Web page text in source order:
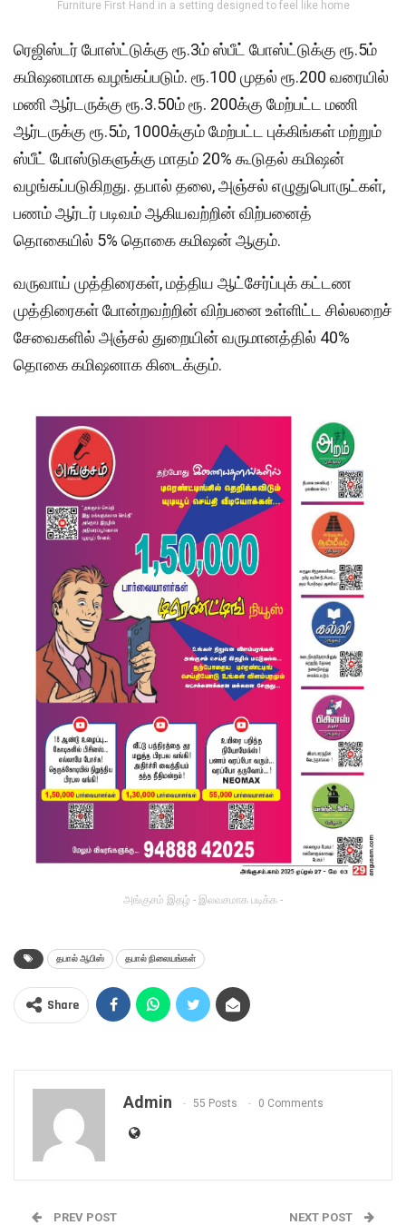
Furniture First Hand in a setting designed to feel like home
ரெஜிஸ்டர் போஸ்ட்டுக்கு ரூ.3ம் ஸ்பீட் போஸ்ட்டுக்கு ரூ.5ம்
கமிஷனமாக வழங்கப்படும். ரூ.100 முதல் ரூ.200 வரையில்
மணி ஆர்டருக்கு ரூ.3.50ம் ரூ. 200க்கு மேற்பட்ட மணி
ஆர்டருக்கு ரூ.5ம், 1000க்கும் மேற்பட்ட புக்கிங்கள் மற்றும்
ஸ்பீட் போஸ்டுகளுக்கு மாதம் 20% கூடுதல் கமிஷன்
வழங்கப்படுகிறது. தபால் தலை, அஞ்சல் எழுதுபொருட்கள்,
பணம் ஆர்டர் படிவம் ஆகியவற்றின் விற்பனைத்
தொகையில் 5% தொகை கமிஷன் ஆகும்.
வருவாய் முத்திரைகள், மத்திய ஆட்சேர்ப்புக் கட்டண
முத்திரைகள் போன்றவற்றின் விற்பனை உள்ளிட்ட சில்லறைச்
சேவைகளில் அஞ்சல் துறையின் வருமானத்தில் 40%
தொகை கமிஷனாக கிடைக்கும்.
அங்குசம் இதழ் - இலவசமாக படிக்க -
தபால் ஆபிஸ் தபால் நிலையங்கள்
Share
Admin 55 Posts 0 Comments
PREV POST NEXT POST